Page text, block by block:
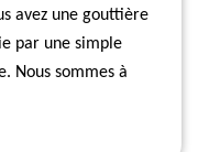
avez une gouttière
par une simple
Nous sommes à